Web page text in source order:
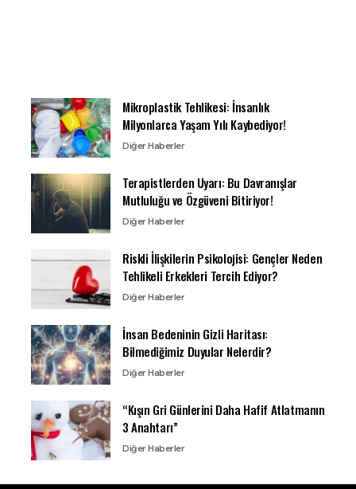
Mikroplastik Tehlikesi: İnsanlık
Milyonlarca Yaşam Yılı Kaybediyor!
Diğer Haberler
Terapistlerden Uyarı: Bu Davranışlar
Mutluluğu ve Özgüveni Bitiriyor!
Diğer Haberler
Riskli İlişkilerin Psikolojisi: Gençler Neden
Tehlikeli Erkekleri Tercih Ediyor?
Diğer Haberler
İnsan Bedeninin Gizli Haritası:
Bilmediğimiz Duyular Nelerdir?
Diğer Haberler
“Kışın Gri Günlerini Daha Hafif Atlatmanın
3 Anahtarı”
Diğer Haberler